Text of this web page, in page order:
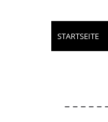
STARTSEITE